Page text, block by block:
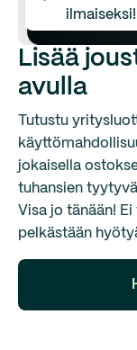
ilmaiseksi!
Lisää
avulla
Tutustu
jokaisella
tuhansien
Visa jo tänään!
pelkästään